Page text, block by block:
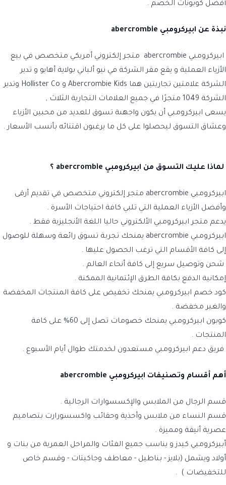
أفضل كوبونات الخصم .
نبذة عن ابيركرومبي abercrombie
ابيركرومبي abercrombie
متجر إلكتروني أمريكي متخصص في بيع
الأزياء العملية و يقع مقر الشركة في نيو ألباني بولاية أهايو و تدير
الشركة علامتين تجاريتين هما Abercrombie Kids و Hollister Co وتدير
الشركة 1049 متجرًا في جميع العلامات التجارية الثلاث ,
يسعى ابيركرومبي أن يكون واجهىة تسوق للعديد من محبين الأزياء
وعشاق التسوق ليحصلوا على كل ما يرغبون اقتنائه بأنسب الأسعار .
لماذا عليك التسوق من ابيركرومبي abercrombie ؟
ابيركرومبي abercrombie
متجر إلكتروني متخصص في تقديم أرقى
وأفضل الأزياء العملية التي تلبي كافة احتياجات الأسرة .
يدعم متجر ابيركرومبي الألكتروني حاليا اللغة الأنجليزية فقط .
ابيركرومبي abercrombie يمنحك تجربة تسوق رائعة وسهلة للوصول
إلى كافة الأقسام التي ترغب الحصول عليها .
شحن وتوصيل سريع إلى كافة أنحاء العالم .
إمكانية الدفع بكافة الطرق الإئتمانية الممكنة .
كود خصم ابيركرومبي يمنحك تخفيض على كافة المنتجات المخفضة
والغير مخفضة .
كوبون
ابيركرومبي يمنحك خصومات تصل إلى 60% على كافة
المنتجات .
فريق دعم ابيركرومبي مستعدون لخدمتك طوال أيام الأسبوع .
أهم أقسام وتصنيفات ابيركرومبي abercrombie
قسم الرجال من الملابس والإكسسوارات الرجالية .
قسم النساء من ملابس وأحذية وحقائب واكسسورارت بتصاميم
عصرية أنيقة ومميزة .
أبيركرومبي كيدزو يناسب جميع الفئات والمراحل العمرية من بنات و
أولاد ويشمل (بلايز - بناطيل - معاطف وجاكيتات - وقسم خاص
للتخفيضات ) .